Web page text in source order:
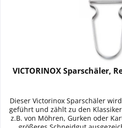
VICTORINOX Sparschäler,
Dieser Victorinox Sparschäler
geführt und zählt zu den
z.B. von Möhren, Gurken oder